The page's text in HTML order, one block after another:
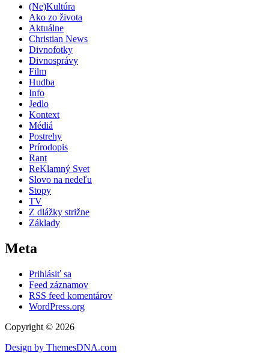
(Ne)Kultúra
Ako zo života
Aktuálne
Christian News
Divnofotky
Divnosprávy
Film
Hudba
Info
Jedlo
Kontext
Médiá
Postrehy
Prírodopis
Rant
ReKlamný Svet
Slovo na nedeľu
Stopy
TV
Z dlážky strižne
Základy
Meta
Prihlásiť sa
Feed záznamov
RSS feed komentárov
WordPress.org
Copyright © 2026
Design by ThemesDNA.com